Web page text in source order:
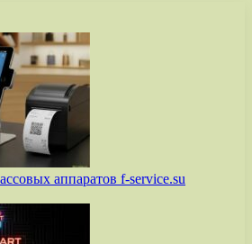
аппаратов f-service.su